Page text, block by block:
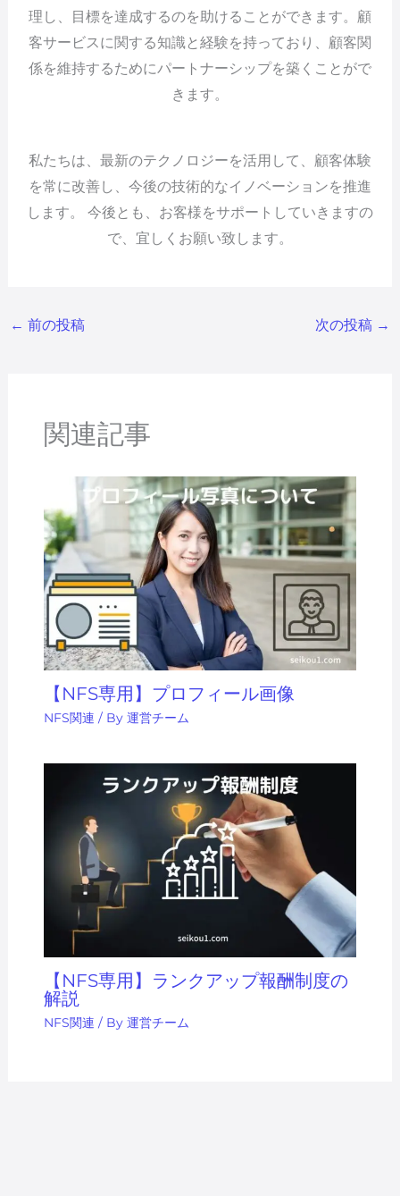
理し、目標を達成するのを助けることができます。顧
客サービスに関する知識と経験を持っており、顧客関
係を維持するためにパートナーシップを築くことがで
きます。
私たちは、最新のテクノロジーを活用して、顧客体験
を常に改善し、今後の技術的なイノベーションを推進
します。 今後とも、お客様をサポートしていきますの
で、宜しくお願い致します。
← 前の投稿 次の投稿 →
関連記事
【NFS専用】プロフィール画像
NFS関連 / By 運営チーム
【NFS専用】ランクアップ報酬制度の
解説
NFS関連 / By 運営チーム